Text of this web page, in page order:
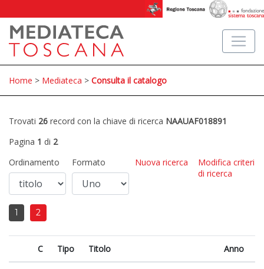
Home > Mediateca > Consulta il catalogo
Trovati 26 record con la chiave di ricerca NAAUAF018891
Pagina 1 di 2
Ordinamento
Formato Nuova ricerca
Modifica criteri
di ricerca
1 2
C Tipo Titolo Anno